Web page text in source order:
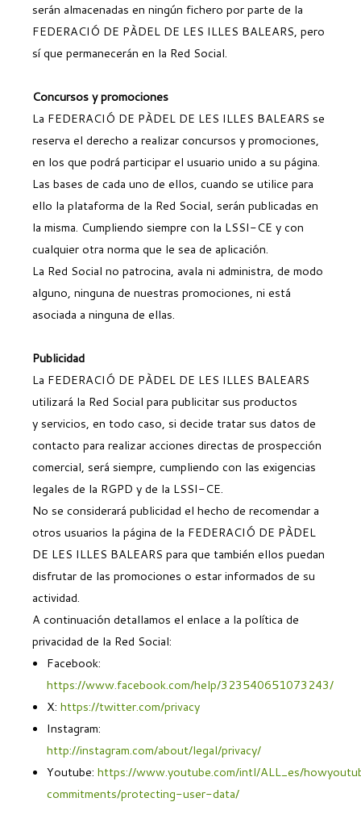
serán almacenadas en ningún fichero por parte de la
FEDERACIÓ DE PÀDEL DE LES ILLES BALEARS, pero
sí que permanecerán en la Red Social.
Concursos y promociones
La FEDERACIÓ DE PÀDEL DE LES ILLES BALEARS se
reserva el derecho a realizar concursos y promociones,
en los que podrá participar el usuario unido a su página.
Las bases de cada uno de ellos, cuando se utilice para
ello la plataforma de la Red Social, serán publicadas en
la misma. Cumpliendo siempre con la LSSI-CE y con
cualquier otra norma que le sea de aplicación.
La Red Social no patrocina, avala ni administra, de modo
alguno, ninguna de nuestras promociones, ni está
asociada a ninguna de ellas.
Publicidad
La FEDERACIÓ DE PÀDEL DE LES ILLES BALEARS
utilizará la Red Social para publicitar sus productos
y servicios, en todo caso, si decide tratar sus datos de
contacto para realizar acciones directas de prospección
comercial, será siempre, cumpliendo con las exigencias
legales de la RGPD y de la LSSI-CE.
No se considerará publicidad el hecho de recomendar a
otros usuarios la página de la FEDERACIÓ DE PÀDEL
DE LES ILLES BALEARS para que también ellos puedan
disfrutar de las promociones o estar informados de su
actividad.
A continuación detallamos el enlace a la política de
privacidad de la Red Social:
Facebook:
https://www.facebook.com/help/323540651073243/
X: https://twitter.com/privacy
Instagram:
http://instagram.com/about/legal/privacy/
Youtube: https://www.youtube.com/intl/ALL_es/
commitments/protecting-user-data/